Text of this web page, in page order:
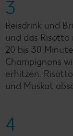
3
Reisdrink und
und das Risotto
20 bis 30
Champignons
erhitzen.
und Muskat
4